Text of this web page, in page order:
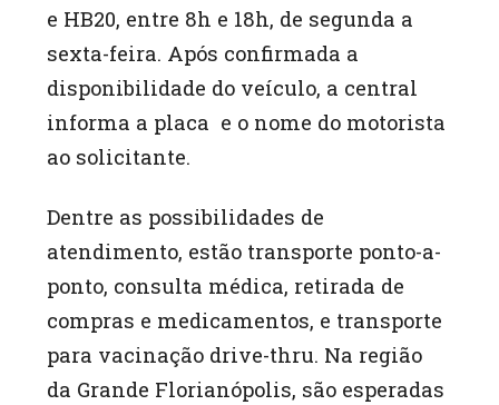
e HB20, entre 8h e 18h, de segunda a
sexta-feira. Após confirmada a
disponibilidade do veículo, a central
informa a placa e o nome do motorista
ao solicitante.
Dentre as possibilidades de
atendimento, estão transporte ponto-a-
ponto, consulta médica, retirada de
compras e medicamentos, e transporte
para vacinação drive-thru. Na região
da Grande Florianópolis, são esperadas